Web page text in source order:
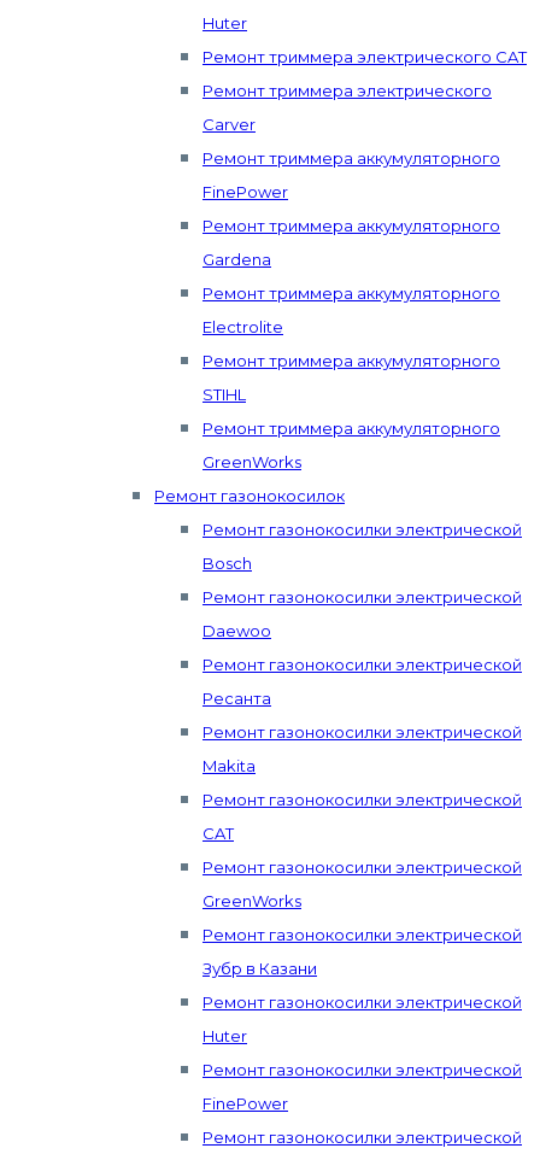
Huter
Ремонт триммера электрического CAT
Ремонт триммера электрического
Carver
Ремонт триммера аккумуляторного
FinePower
Ремонт триммера аккумуляторного
Gardena
Ремонт триммера аккумуляторного
Electrolite
Ремонт триммера аккумуляторного
STIHL
Ремонт триммера аккумуляторного
GreenWorks
Ремонт газонокосилок
Ремонт газонокосилки электрической
Bosch
Ремонт газонокосилки электрической
Daewoo
Ремонт газонокосилки электрической
Ресанта
Ремонт газонокосилки электрической
Makita
Ремонт газонокосилки электрической
CAT
Ремонт газонокосилки электрической
GreenWorks
Ремонт газонокосилки электрической
Зубр в Казани
Ремонт газонокосилки электрической
Huter
Ремонт газонокосилки электрической
FinePower
Ремонт газонокосилки электрической